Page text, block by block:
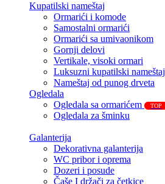
Kupatilski nameštaj
Ormarići i komode
Samostalni ormarići
Ormarići sa umivaonikom
Gornji delovi
Vertikale, visoki ormari
Luksuzni kupatilski nameštaj
Nameštaj od punog drveta
Ogledala
Ogledala sa ormarićem
TOP
Ogledala za šminku
Galanterija
Dekorativna galanterija
WC pribor i oprema
Dozeri i posude
Čaše I držači za četkice